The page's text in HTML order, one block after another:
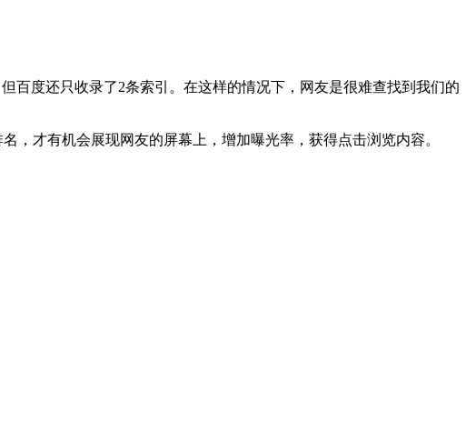
百度还只收录了2条索引。在这样的情况下，网友是很难查找到我们的
，才有机会展现网友的屏幕上，增加曝光率，获得点击浏览内容。